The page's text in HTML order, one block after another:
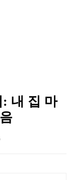
: 내 집 마